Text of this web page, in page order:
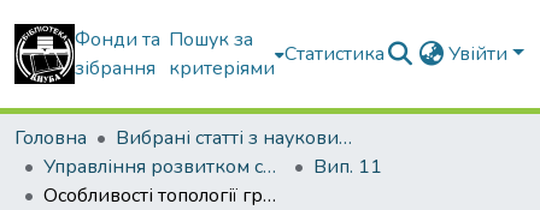
Фонди та
зібрання
Пошук за
критеріями
Статистика Увійти
Головна
Вибрані статті з наукових збірників КНУБА
Управління розвитком складних систем
Вип. 11
Особливості топології графіті як історичних написів